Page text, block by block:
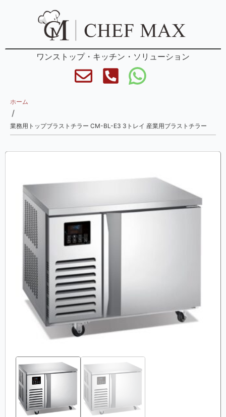
ワンストップ・キッチン・ソリューション
ホーム
/
業務用トップブラストチラー CM-BL-E3 3トレイ 産業用ブラストチラー